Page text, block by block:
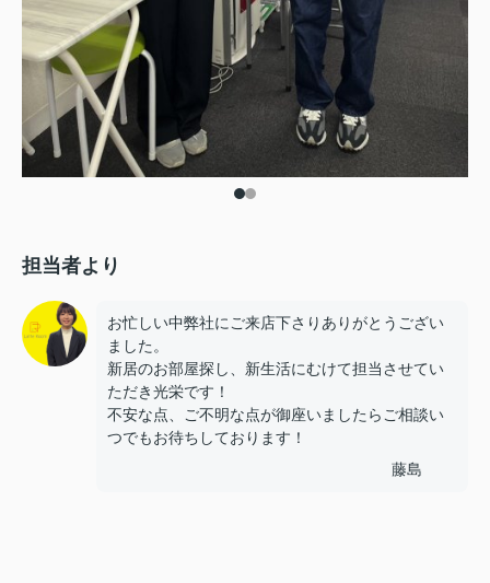
担当者より
お忙しい中弊社にご来店下さりありがとうござい
ました。
新居のお部屋探し、新生活にむけて担当させてい
ただき光栄です！
不安な点、ご不明な点が御座いましたらご相談い
つでもお待ちしております！
藤島